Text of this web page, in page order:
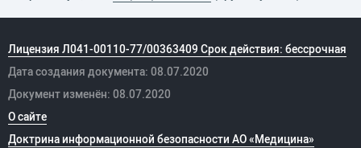
Лицензия Л041-00110-77/00363409 Срок действия: бессрочная
Дата создания документа: 08.07.2020
Документ изменён: 08.07.2020
О сайте
Доктрина информационной безопасности АО «Медицина»